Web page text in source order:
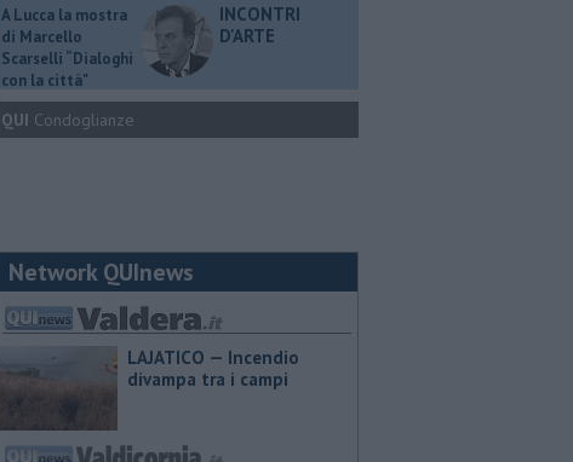
A Lucca la mostra
di Marcello
Scarselli “Dialoghi
con la città"
INCONTRI
D'ARTE
QUI Condoglianze
Network QUInews
LAJATICO — Incendio
divampa tra i campi